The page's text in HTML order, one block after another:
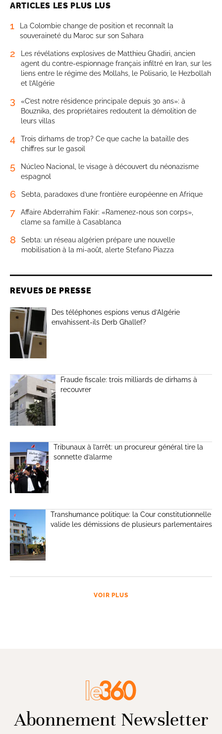
ARTICLES LES PLUS LUS
1
La Colombie change de position et reconnaît la
souveraineté du Maroc sur son Sahara
2
Les révélations explosives de Matthieu Ghadiri, ancien
agent du contre-espionnage français infiltré en Iran, sur les
liens entre le régime des Mollahs, le Polisario, le Hezbollah
et l’Algérie
3
«C’est notre résidence principale depuis 30 ans»: à
Bouznika, des propriétaires redoutent la démolition de
leurs villas
4
Trois dirhams de trop? Ce que cache la bataille des
chiffres sur le gasoil
5
Núcleo Nacional, le visage à découvert du néonazisme
espagnol
6 Sebta, paradoxes d’une frontière européenne en Afrique
7
Affaire Abderrahim Fakir: «Ramenez-nous son corps»,
clame sa famille à Casablanca
8
Sebta: un réseau algérien prépare une nouvelle
mobilisation à la mi-août, alerte Stefano Piazza
REVUES DE PRESSE
Des téléphones espions venus d’Algérie
envahissent-ils Derb Ghallef?
Fraude fiscale: trois milliards de dirhams à
recouvrer
Tribunaux à l’arrêt: un procureur général tire la
sonnette d’alarme
Transhumance politique: la Cour constitutionnelle
valide les démissions de plusieurs parlementaires
VOIR PLUS
Abonnement Newsletter